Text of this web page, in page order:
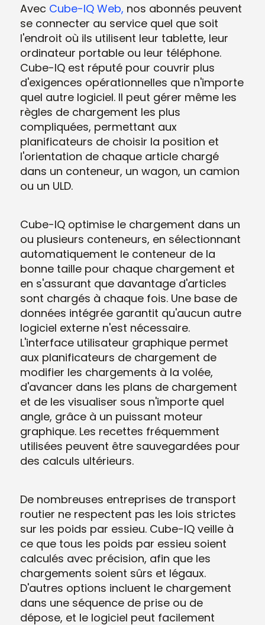
Avec Cube-IQ Web, nos abonnés peuvent
se connecter au service quel que soit
l'endroit où ils utilisent leur tablette, leur
ordinateur portable ou leur téléphone.
Cube-IQ est réputé pour couvrir plus
d'exigences opérationnelles que n'importe
quel autre logiciel. Il peut gérer même les
règles de chargement les plus
compliquées, permettant aux
planificateurs de choisir la position et
l'orientation de chaque article chargé
dans un conteneur, un wagon, un camion
ou un ULD.
Cube-IQ optimise le chargement dans un
ou plusieurs conteneurs, en sélectionnant
automatiquement le conteneur de la
bonne taille pour chaque chargement et
en s'assurant que davantage d'articles
sont chargés à chaque fois. Une base de
données intégrée garantit qu'aucun autre
logiciel externe n'est nécessaire.
L'interface utilisateur graphique permet
aux planificateurs de chargement de
modifier les chargements à la volée,
d'avancer dans les plans de chargement
et de les visualiser sous n'importe quel
angle, grâce à un puissant moteur
graphique. Les recettes fréquemment
utilisées peuvent être sauvegardées pour
des calculs ultérieurs.
De nombreuses entreprises de transport
routier ne respectent pas les lois strictes
sur les poids par essieu. Cube-IQ veille à
ce que tous les poids par essieu soient
calculés avec précision, afin que les
chargements soient sûrs et légaux.
D'autres options incluent le chargement
dans une séquence de prise ou de
dépose, et le logiciel peut facilement